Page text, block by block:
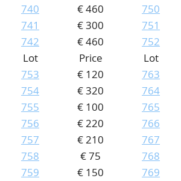
740
€ 460
741
€ 300
742
€ 460
750
751
752
Lot
Price
753
€ 120
754
€ 320
755
€ 100
756
€ 220
757
€ 210
758
€ 75
759
€ 150
Lot
763
764
765
766
767
768
769